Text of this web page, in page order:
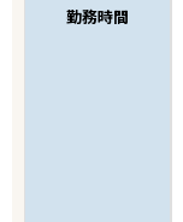
勤務時間